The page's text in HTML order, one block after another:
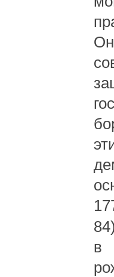
84)
в